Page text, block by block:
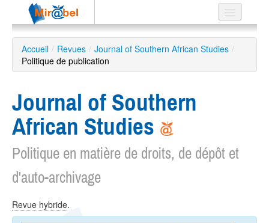
Le réseau
Soutien
Recherche
avancée
EN
?
Accueil / Revues / Journal of Southern African Studies /
Politique de publication
Journal of Southern
African Studies
Politique en matière de droits, de dépôt et
d'auto-archivage
Revue hybride.